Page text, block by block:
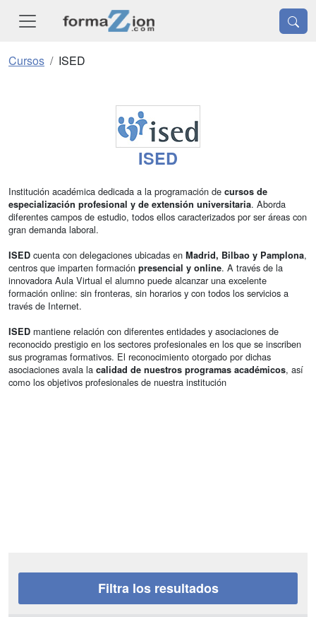
Cursos ISED
ISED
Institución académica dedicada a la programación de cursos de
especialización profesional y de extensión universitaria. Aborda
diferentes campos de estudio, todos ellos caracterizados por ser áreas con
gran demanda laboral.
ISED cuenta con delegaciones ubicadas en Madrid, Bilbao y Pamplona,
centros que imparten formación presencial y online. A través de la
innovadora Aula Virtual el alumno puede alcanzar una excelente
formación online: sin fronteras, sin horarios y con todos los servicios a
través de Internet.
ISED mantiene relación con diferentes entidades y asociaciones de
reconocido prestigio en los sectores profesionales en los que se inscriben
sus programas formativos. El reconocimiento otorgado por dichas
asociaciones avala la calidad de nuestros programas académicos, así
como los objetivos profesionales de nuestra institución
Filtra los resultados